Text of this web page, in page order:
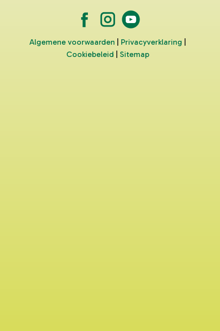
Algemene voorwaarden Privacyverklaring
Cookiebeleid
Sitemap